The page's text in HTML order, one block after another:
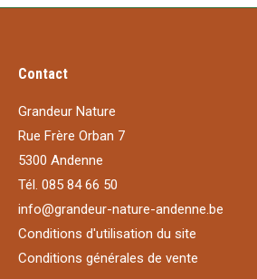
Contact
Grandeur Nature
Rue Frère Orban 7
5300 Andenne
Tél. 085 84 66 50
info@grandeur-nature-andenne.be
Conditions d'utilisation du site
Conditions générales de vente